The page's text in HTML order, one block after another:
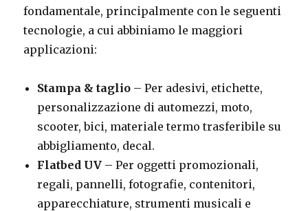
fondamentale, principalmente con le seguenti
tecnologie, a cui abbiniamo le maggiori
applicazioni:
Stampa & taglio – Per adesivi, etichette,
personalizzazione di automezzi, moto,
scooter, bici, materiale termo trasferibile su
abbigliamento, decal.
Flatbed UV – Per oggetti promozionali,
regali, pannelli, fotografie, contenitori,
apparecchiature, strumenti musicali e